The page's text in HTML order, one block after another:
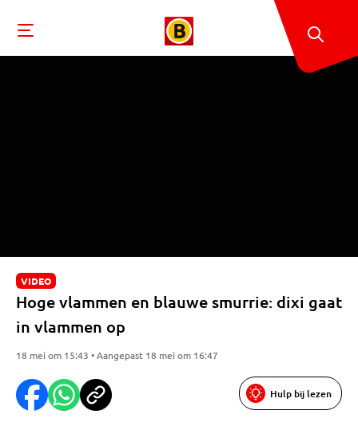
VIDEO
Hoge vlammen en blauwe smurrie: dixi gaat
in vlammen op
18 mei om 15:43 • Aangepast 18 mei om 16:47
Hulp bij lezen